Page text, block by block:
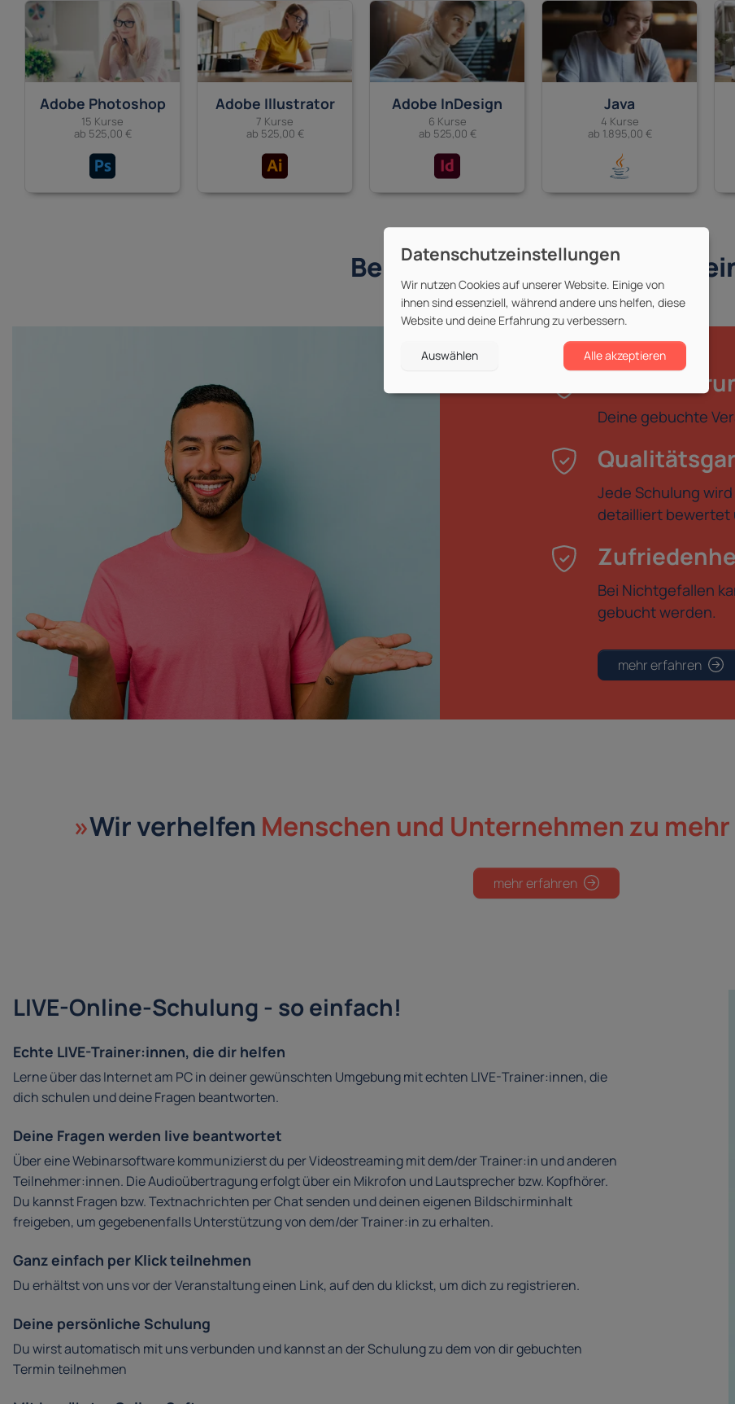
Adobe Photoshop
15 Kurse
ab 525,00 €
Adobe Illustrator
7 Kurse
ab 525,00 €
Adobe InDesign
6 Kurse
ab 525,00 €
Java
4 Kurse
ab 1.895,00 €
Bei uns gehst du kein Risiko
Powertowork Garantien:
Deine gebuchte
Jede Schulung
detailliert bewertet
Bei Nichtgefallen
gebucht werden.
mehr erfahren
»Wir verhelfen Menschen und Unternehmenzu
mehr erfahren
LIVE-Online-Schulung - so einfach!
Echte LIVE-Trainer:innen, die dir helfen
Lerne über das Internet am PC in deiner gewünschten Umgebung mit echten LIVE-Trainer:innen, die
dich schulen und deine Fragen beantworten.
Deine Fragen werden live beantwortet
Über eine Webinarsoftware kommunizierst du per Videostreaming mit dem/der Trainer:in und anderen
Teilnehmer:innen. Die Audioübertragung erfolgt über ein Mikrofon und Lautsprecher bzw. Kopfhörer.
Du kannst Fragen bzw. Textnachrichten per Chat senden und deinen eigenen Bildschirminhalt
freigeben, um gegebenenfalls Unterstützung von dem/der Trainer:in zu erhalten.
Ganz einfach per Klick teilnehmen
Du erhältst von uns vor der Veranstaltung einen Link, auf den du klickst, um dich zu registrieren.
Deine persönliche Schulung
Du wirst automatisch mit uns verbunden und kannst an der Schulung zu dem von dir gebuchten
Termin teilnehmen
Wir nutzen Cookies auf unserer Website. Einige von
ihnen sind essenziell, während andere uns helfen, diese
Website und deine Erfahrung zu verbessern.
Auswählen Alle akzeptieren